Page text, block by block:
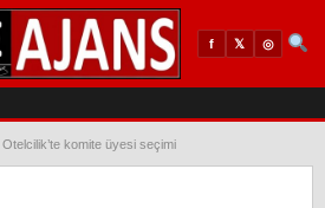
f 𝕏 ◎
komite üyesi seçimi